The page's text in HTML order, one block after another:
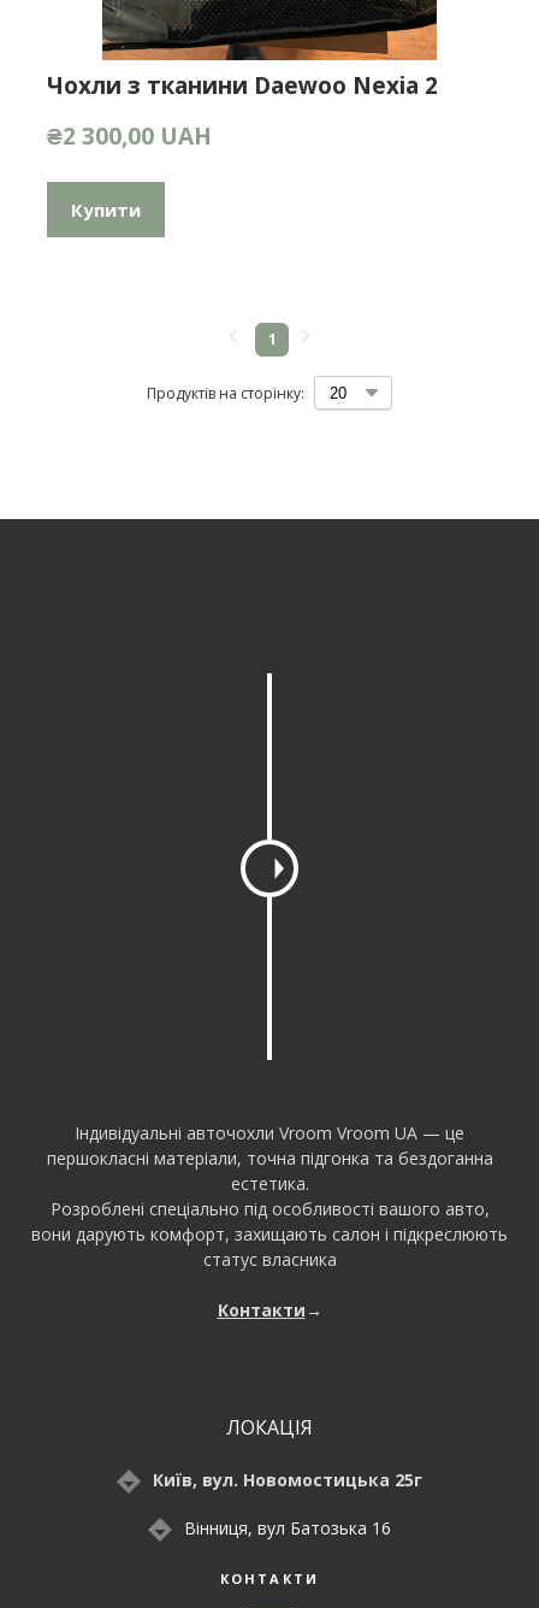
Чохли з тканини Daewoo Nexia 2
₴2 300,00 UAH
Купити
Продуктів на сторінку:
1
a
m
o
Індивідуальні авточохли Vroom Vroom UA — це
першокласні матеріали, точна підгонка та бездоганна
естетика.
Розроблені спеціально під особливості вашого авто,
вони дарують комфорт, захищають салон і підкреслюють
статус власника
Контакти→
ЛОКАЦІЯ
Київ, вул. Новомостицька 25г
Вінниця, вул Батозька 16
КОНТАКТИ